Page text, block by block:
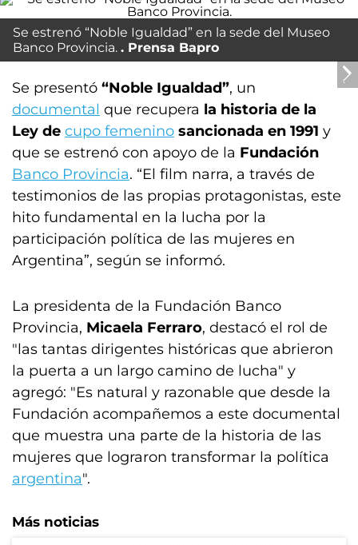
Se estrenó “Noble Igualdad” en la sede del Museo
Banco Provincia.
Prensa Bapro
Se presentó “Noble Igualdad”, un
documental que recupera la historia de la
Ley de cupo femenino sancionada en 1991 y
que se estrenó con apoyo de la Fundación
Banco Provincia. “El film narra, a través de
testimonios de las propias protagonistas, este
hito fundamental en la lucha por la
participación política de las mujeres en
Argentina”, según se informó.
La presidenta de la Fundación Banco
Provincia, Micaela Ferraro, destacó el rol de
"las tantas dirigentes históricas que abrieron
la puerta a un largo camino de lucha" y
agregó: "Es natural y razonable que desde la
Fundación acompañemos a este documental
que muestra una parte de la historia de las
mujeres que lograron transformar la política
argentina".
Más noticias